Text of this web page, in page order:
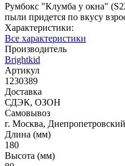
Румбокс "Клумба у окна"
пыли придется по вкусу
Характеристики:
Все характеристики
Производитель
Brightkid
Артикул
1230389
Доставка
СДЭК, ОЗОН
Самовывоз
г. Москва,
Длина (мм)
180
Высота (мм)